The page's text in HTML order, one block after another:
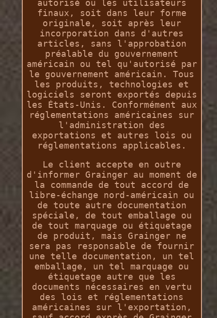
autorisé ou les utilisateurs
finaux, soit dans leur forme
originale, soit après leur
incorporation dans d'autres
articles, sans l'approbation
préalable du gouvernement
américain ou tel qu'autorisé par
le gouvernement américain. Tous
les produits, technologies et
logiciels seront exportés depuis
les États-Unis. Conformément aux
réglementations américaines sur
l'administration des
exportations et autres lois ou
réglementations applicables.
Le client accepte en outre
d'informer Grainger au moment de
la commande de tout accord de
libre-échange nord-américain ou
de toute autre documentation
spéciale, de tout emballage ou
de tout marquage ou étiquetage
de produit, mais Grainger ne
sera pas responsable de fournir
une telle documentation, un tel
emballage, un tel marquage ou
étiquetage autre que les
documents nécessaires en vertu
des lois et réglementations
américaines sur l'exportation,